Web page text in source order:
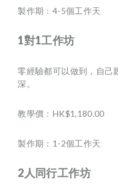
製作期：4-5個工作天
1對1工作坊
零經驗都可以做到，自己
深。
教學價：HK$1,180.00
製作期：1-2個工作天
2人同行工作坊